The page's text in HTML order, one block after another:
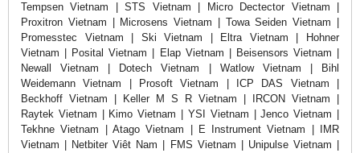
Tempsen Vietnam | STS Vietnam | Micro Dectector Vietnam |
Proxitron Vietnam | Microsens Vietnam | Towa Seiden Vietnam |
Promesstec Vietnam | Ski Vietnam | Eltra Vietnam | Hohner
Vietnam | Posital Vietnam | Elap Vietnam | Beisensors Vietnam |
Newall Vietnam | Dotech Vietnam | Watlow Vietnam | Bihl
Weidemann Vietnam | Prosoft Vietnam | ICP DAS Vietnam |
Beckhoff Vietnam | Keller M S R Vietnam | IRCON Vietnam |
Raytek Vietnam | Kimo Vietnam | YSI Vietnam | Jenco Vietnam |
Tekhne Vietnam | Atago Vietnam | E Instrument Vietnam | IMR
Vietnam | Netbiter Viêt Nam | FMS Vietnam | Unipulse Vietnam |